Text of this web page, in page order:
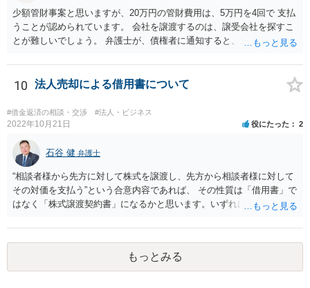
少額管財事案と思いますが、20万円の管財費用は、5万円を4回で 支払
うことが認められています。 会社を譲渡するのは、譲受会社を探すこ
とが難しいでしょう。 弁護士が、債権者に通知すると、支払いを止め
う。
10 法人売却による借用書について
#借金返済の相談・交渉 #法人・ビジネス
2022年10月21日 役にたった 2
石谷 健 弁護士
“相談者様から先方に対して株式を譲渡し、先方から相談者様に対して
その対価を支払う”という合意内容であれば、 その性質は「借用書」で
はなく「株式譲渡契約書」になるかと思います。いずれにせよ、口約
た場合に、相談者様として、民事訴訟を経ないでいきなり強制執行
（先方の財産を差し押さえること等）を行えるようにしておくには、
単に両者間で契約書を作成するのではなく、 両者が公証役場に赴い
て、公証人によって作成される公正証書の形式で契約の締結を行うこ
もっとみる